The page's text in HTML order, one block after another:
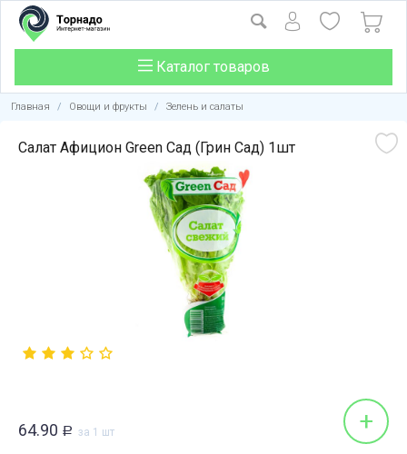
Каталог товаров
Главная / Овощи и фрукты / Зелень и салаты
Салат Афицион Green Сад (Грин Сад) 1шт
64.90 Р за 1 шт +